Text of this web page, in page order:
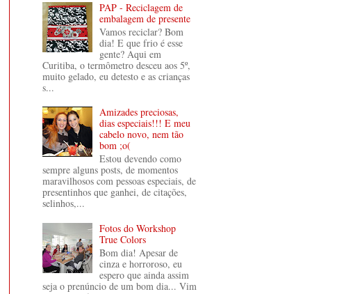
PAP - Reciclagem de
embalagem de presente
Vamos reciclar? Bom
dia! E que frio é esse
gente? Aqui em
Curitiba, o termômetro desceu aos 5º,
muito gelado, eu detesto e as crianças
s...
Amizades preciosas,
dias especiais!!! E meu
cabelo novo, nem tão
bom ;o(
Estou devendo como
sempre alguns posts, de momentos
maravilhosos com pessoas especiais, de
presentinhos que ganhei, de citações,
selinhos,...
Fotos do Workshop
True Colors
Bom dia! Apesar de
cinza e horroroso, eu
espero que ainda assim
seja o prenúncio de um bom dia... Vim